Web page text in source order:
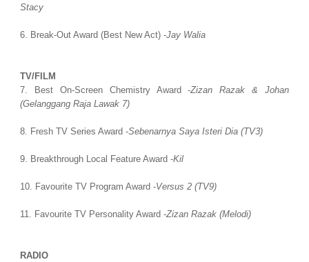
Stacy
6. Break-Out Award (Best New Act) -Jay Walia
TV/FILM
7. Best On-Screen Chemistry Award -Zizan Razak & Johan
(Gelanggang Raja Lawak 7)
8. Fresh TV Series Award -Sebenarnya Saya Isteri Dia (TV3)
9. Breakthrough Local Feature Award -Kil
10. Favourite TV Program Award -Versus 2 (TV9)
11. Favourite TV Personality Award -Zizan Razak (Melodi)
RADIO